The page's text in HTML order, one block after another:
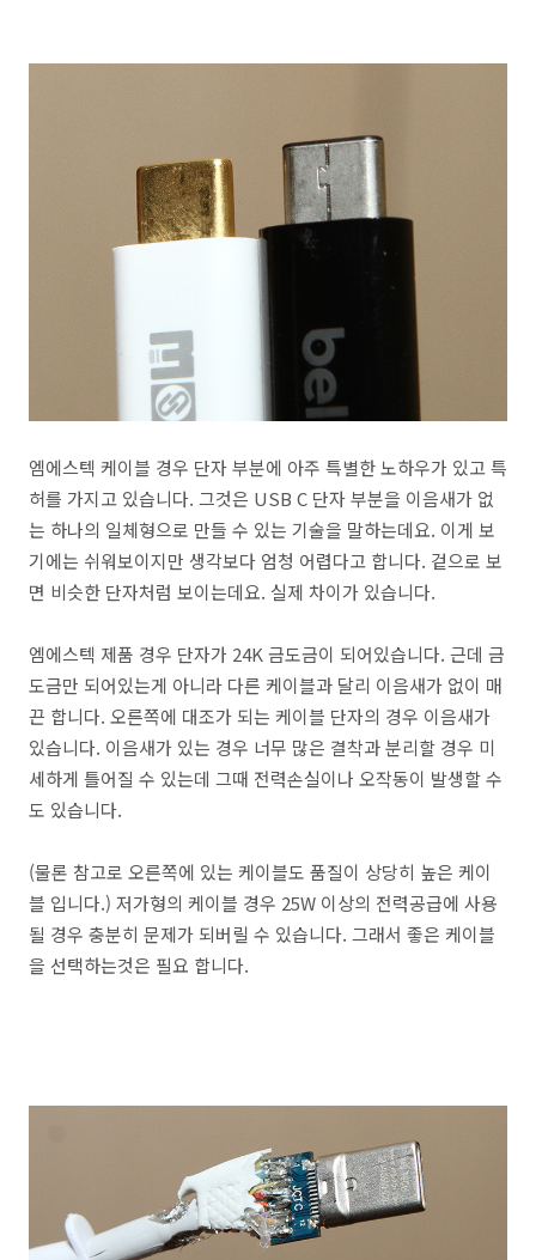
엠에스텍 케이블 경우 단자 부분에 아주 특별한 노하우가 있고 특
허를 가지고 있습니다. 그것은 USB C 단자 부분을 이음새가 없
는 하나의 일체형으로 만들 수 있는 기술을 말하는데요. 이게 보
기에는 쉬워보이지만 생각보다 엄청 어렵다고 합니다. 겉으로 보
면 비슷한 단자처럼 보이는데요. 실제 차이가 있습니다.
엠에스텍 제품 경우 단자가 24K 금도금이 되어있습니다. 근데 금
도금만 되어있는게 아니라 다른 케이블과 달리 이음새가 없이 매
끈 합니다. 오른쪽에 대조가 되는 케이블 단자의 경우 이음새가
있습니다. 이음새가 있는 경우 너무 많은 결착과 분리할 경우 미
세하게 틀어질 수 있는데 그때 전력손실이나 오작동이 발생할 수
도 있습니다.
(물론 참고로 오른쪽에 있는 케이블도 품질이 상당히 높은 케이
블 입니다.) 저가형의 케이블 경우 25W 이상의 전력공급에 사용
될 경우 충분히 문제가 되버릴 수 있습니다. 그래서 좋은 케이블
을 선택하는것은 필요 합니다.